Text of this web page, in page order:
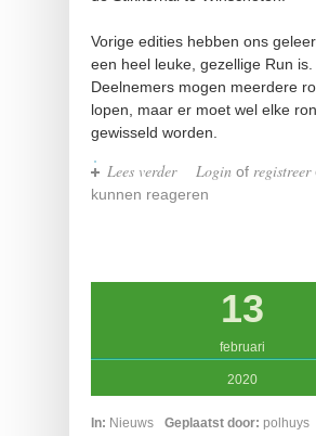
Vorige edities hebben ons
een heel leuke, gezellige Run is.
Deelnemers mogen meerdere
lopen, maar er moet wel elke
gewisseld worden.
Lees verderover RUN
Login of registreer
kunnen reageren
13
februari
2020
In: Nieuws Geplaatst door: polhuys